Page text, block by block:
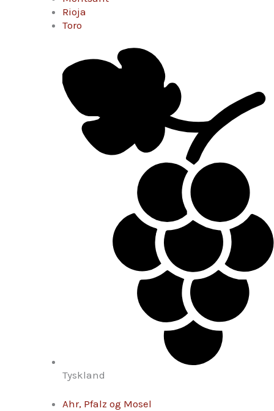
Rioja
Toro
Tyskland
Ahr, Pfalz og Mosel